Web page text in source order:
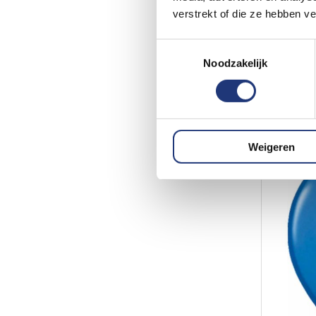
verstrekt of die ze hebben
Noodzakelijk
Weigeren
Voor